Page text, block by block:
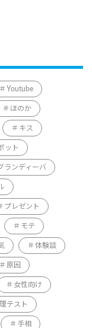
Youtube
ほのか
キス
ット
ランディーバ
プレゼント
モテ
体験談
原因
女性向け
テスト
手相